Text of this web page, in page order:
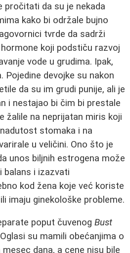
da su je nekada
kako bi održale bujno
tvrde da sadrži
koji podstiču razvoj
vode u grudima. Ipak,
Pojedine devojke su nakon
da su im grudi punije, ali je
i nestajao bi čim bi prestale
žalile na neprijatan miris koji
stomaka i na
u veličini. Ono što je
unos biljnih estrogena može
i izazvati
kod žena koje već koriste
imaju ginekološke probleme.
poput čuvenog Bust
su mamili obećanjima o
dana, a cene nisu bile